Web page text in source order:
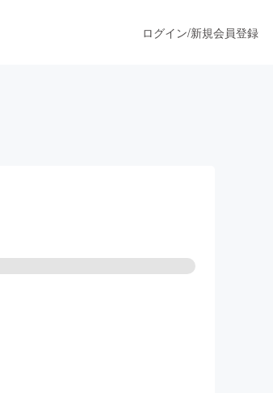
ログイン/新規会員登録